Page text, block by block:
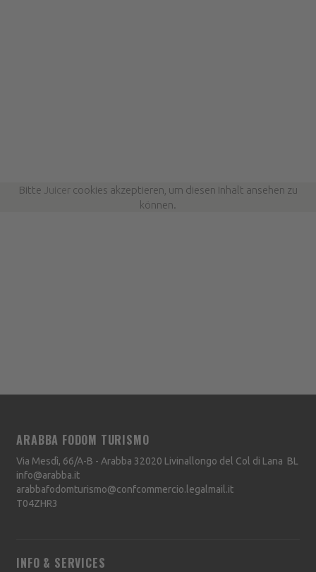
Bitte Juicercookies akzeptieren, um diesen Inhalt ansehen zu
können.
ARABBA FODOM TURISMO
Via Mesdì, 66/A-B - Arabba 32020 Livinallongo del Col di Lana BL
info@arabba.it
arabbafodomturismo@confcommercio.legalmail.it
T04ZHR3
INFO & SERVICES